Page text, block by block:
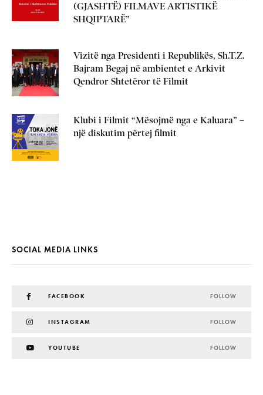
(GJASHTË) FILMAVE ARTISTIKË
SHQIPTARË”
Vizitë nga Presidenti i Republikës, Sh.T.Z.
Bajram Begaj në ambientet e Arkivit
Qendror Shtetëror të Filmit
Klubi i Filmit “Mësojmë nga e Kaluara” –
një diskutim përtej filmit
SOCIAL MEDIA LINKS
FACEBOOK FOLLOW
INSTAGRAM FOLLOW
YOUTUBE FOLLOW